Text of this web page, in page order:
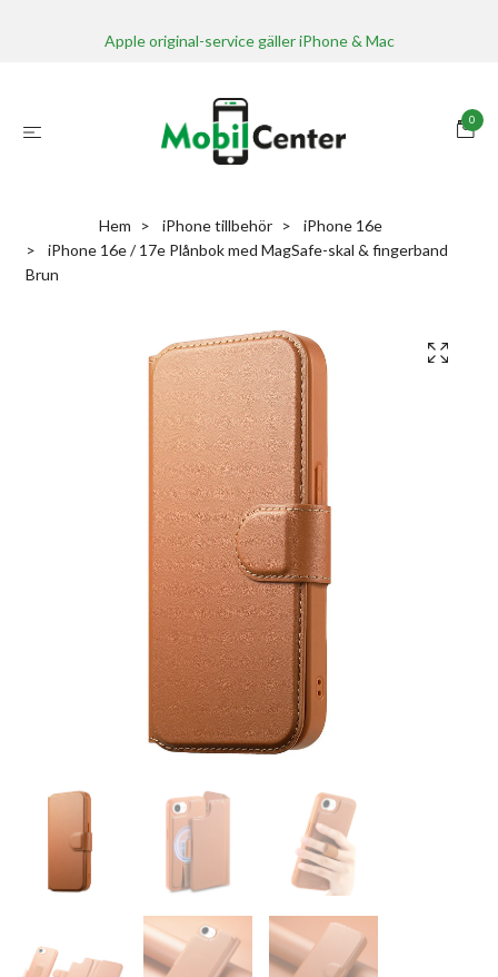
Apple original-service gäller iPhone & Mac
0
Hem iPhone tillbehör
iPhone 16e
iPhone 16e / 17e Plånbok med MagSafe-skal & fingerband
Brun